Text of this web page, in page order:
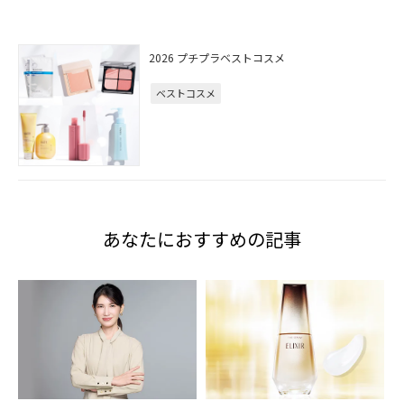
2026 プチプラベストコスメ
ベストコスメ
あなたにおすすめの記事